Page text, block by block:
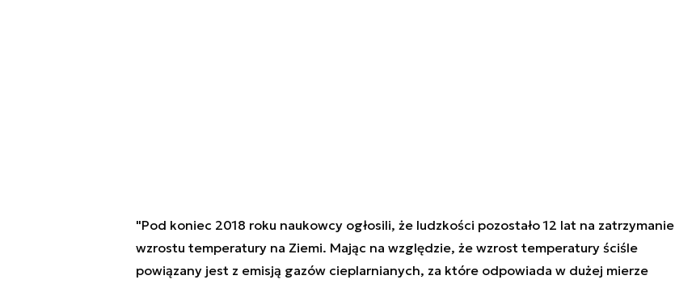
"Pod koniec 2018 roku naukowcy ogłosili, że ludzkości pozostało 12 lat na zatrzymanie
wzrostu temperatury na Ziemi. Mając na względzie, że wzrost temperatury ściśle
powiązany jest z emisją gazów cieplarnianych, za które odpowiada w dużej mierze